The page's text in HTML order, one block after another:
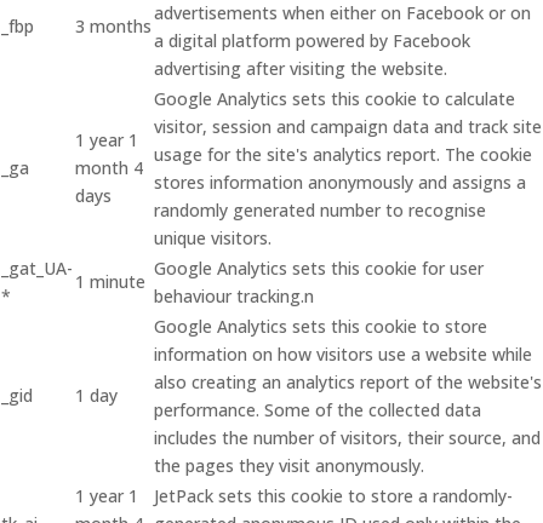
_fbp 3 months
advertisements when either on Facebook or on
a digital platform powered by Facebook
advertising after visiting the website.
_ga
1 year 1
month 4
days
Google Analytics sets this cookie to calculate
visitor, session and campaign data and track site
usage for the site's analytics report. The cookie
stores information anonymously and assigns a
randomly generated number to recognise
unique visitors.
_gat_UA-
*
1 minute
Google Analytics sets this cookie for user
behaviour tracking.n
_gid 1 day
Google Analytics sets this cookie to store
information on how visitors use a website while
also creating an analytics report of the website's
performance. Some of the collected data
includes the number of visitors, their source, and
the pages they visit anonymously.
1 year 1
JetPack sets this cookie to store a randomly-